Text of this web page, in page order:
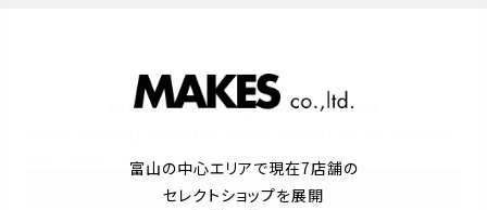
富山の中心エリアで現在7店舗の
セレクトショップを展開